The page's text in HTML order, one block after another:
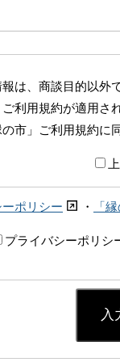
は、商談目的以外
利用規約が適用さ
市」ご利用規約に
ポリシー ・ 「
プライバシーポリシ
入